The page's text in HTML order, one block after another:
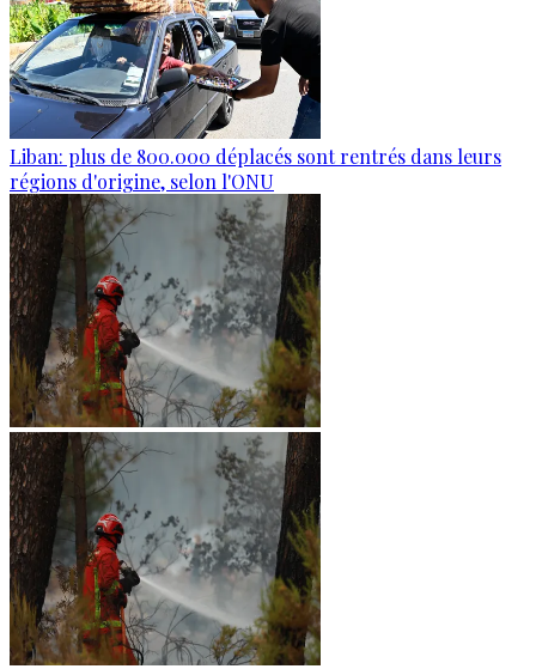
Liban: plus de 800.000 déplacés sont rentrés dans leurs
régions d'origine, selon l'ONU